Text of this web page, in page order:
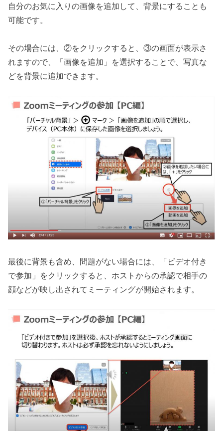
自分のお気に入りの画像を追加して、背景にすることも
可能です。
その場合には、②をクリックすると、③の画面が表示さ
れますので、「画像を追加」を選択することで、写真な
どを背景に追加できます。
最後に背景も含め、問題がない場合には、「ビデオ付き
で参加」をクリックすると、ホストからの承認で相手の
顔などが映し出されてミーティングが開始されます。